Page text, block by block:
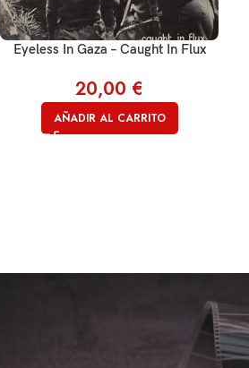
Eyeless In Gaza – Caught In Flux
20,00 €
AÑADIR AL CARRITO